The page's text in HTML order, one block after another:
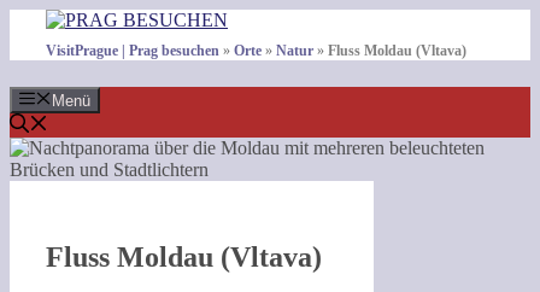
Inhalt
springen
VisitPrague | Prag besuchen » Orte » Natur » Fluss Moldau (Vltava)
Menü
Fluss Moldau (Vltava)